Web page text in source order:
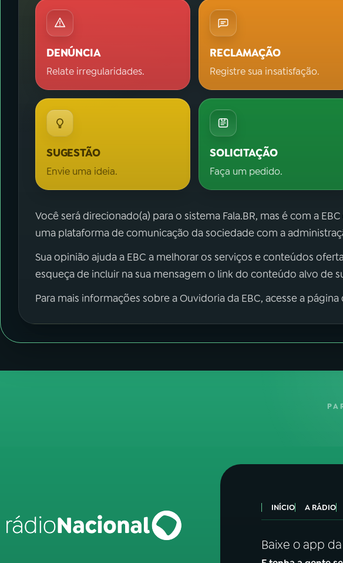
DENÚNCIA
Relate irregularidades.
RECLAMAÇÃO
Registre sua insatisfação.
SUGESTÃO
Envie uma ideia.
SOLICITAÇÃO
Faça um pedido.
Você será direcionado(a) para o sistema Fala.BR, mas é com a
uma plataforma de comunicação da sociedade com a
Sua opinião ajuda a EBC a melhorar os serviços e conteúdos
esqueça de incluir na sua mensagem o link do conteúdo alvo de
Para mais informações sobre a Ouvidoria da EBC, acesse a
INÍCIO A RÁDIO
Baixe o app